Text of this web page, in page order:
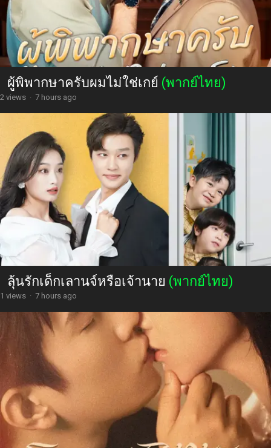
ผู้พิพากษาครับผมไม่ใช่เกย์ (พากย์ไทย)
2 views · 7 hours ago
ลุ้นรักเด็กเลานจ์หรือเจ้านาย (พากย์ไทย)
1 views · 7 hours ago